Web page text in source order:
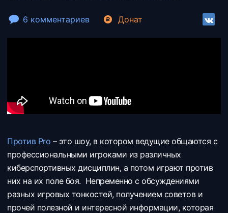
6 комментариев Донат
Против Pro – это шоу, в котором ведущие общаются с
профессиональными игроками из различных
киберспортивных дисциплин, а потом играют против
них на их поле боя. Непременно с обсуждениями
разных игровых тонкостей, получением советов и
прочей полезной и интересной информации, которая